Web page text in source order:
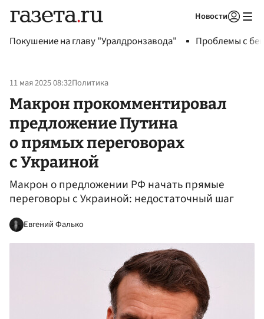
Новости
Покушение на главу "Уралдронзавода" Проблемы с
11 мая 2025 08:32Политика
Макрон прокомментировал
предложение Путина
о прямых переговорах
с Украиной
Макрон о предложении РФ начать прямые
переговоры с Украиной: недостаточный шаг
Евгений Фалько